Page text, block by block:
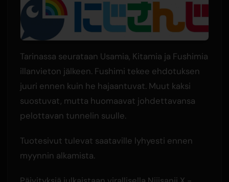
Tarinassa seurataan Usamia, Kitamia ja Fushimia
illanvieton jälkeen. Fushimi tekee ehdotuksen
juuri ennen kuin he hajaantuvat. Muut kaksi
suostuvat, mutta huomaavat johdettavansa
pelottavan tunnelin suulle.
Tuotesivut tulevat saataville lyhyesti ennen
myynnin alkamista.